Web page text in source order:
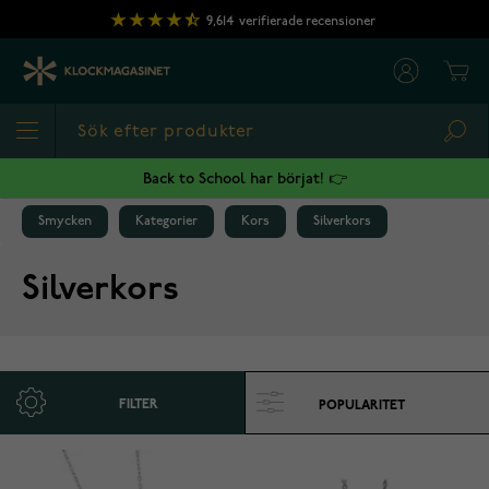
Hoppa till innehållet
9,614 verifierade recensioner
Back to School har börjat! 👉
Smycken Kategorier Kors Silverkors
Silverkors
FILTER